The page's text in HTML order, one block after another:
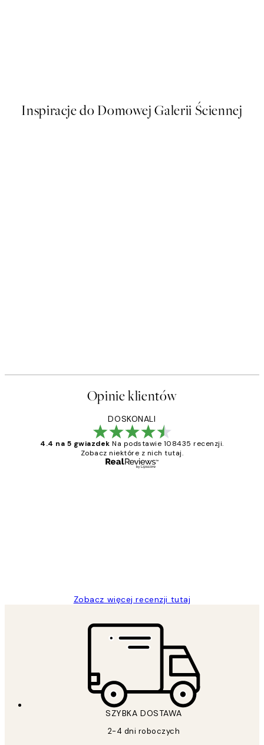
Inspiracje do Domowej Galerii Ściennej
Opinie klientów
DOSKONALI
4.4 na 5 gwiazdek Na podstawie 108435 recenzji.
Zobacz niektóre z nich tutaj.
Zobacz więcej recenzji tutaj
SZYBKA DOSTAWA
2-4 dni roboczych